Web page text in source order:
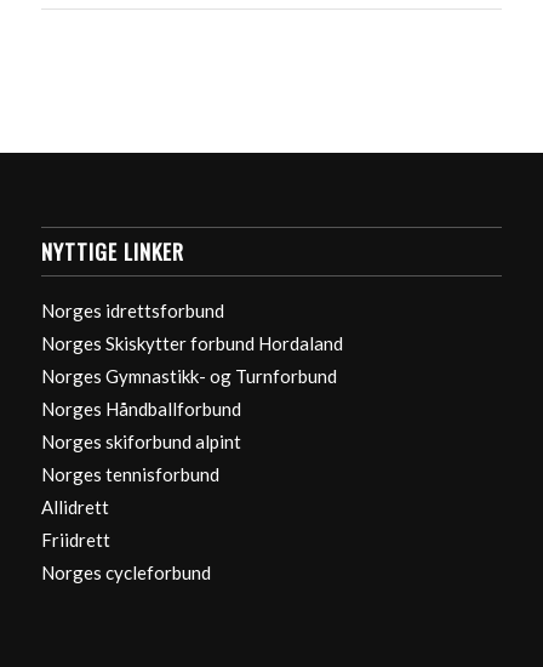
NYTTIGE LINKER
Norges idrettsforbund
Norges Skiskytter forbund Hordaland
Norges Gymnastikk- og Turnforbund
Norges Håndballforbund
Norges skiforbund alpint
Norges tennisforbund
Allidrett
Friidrett
Norges cycleforbund